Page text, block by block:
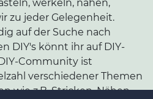
werkeln, nähen,
zu jeder Gelegenheit.
auf der Suche nach
DIY's könnt ihr auf DIY-
Community ist
verschiedener Themen
wie z.B. Stricken, Nähen,